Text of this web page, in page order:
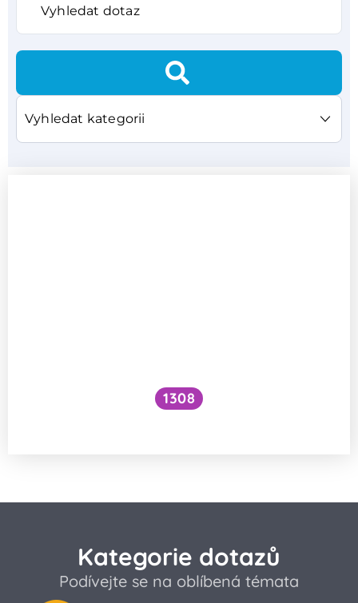
1308
Kategorie dotazů
Podívejte se na oblíbená témata